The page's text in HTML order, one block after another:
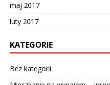
maj 2017
luty 2017
KATEGORIE
Bez kategorii